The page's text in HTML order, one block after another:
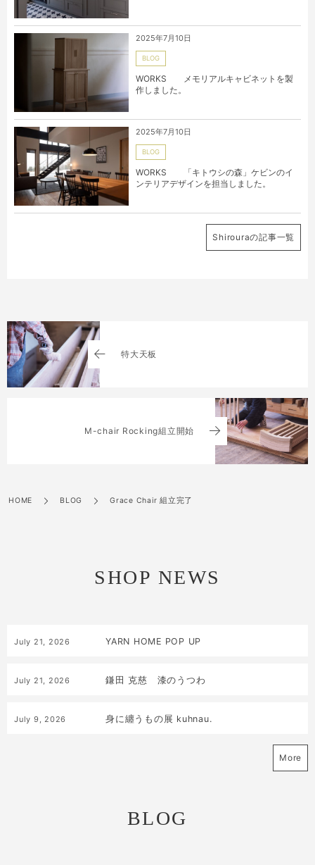
2025年7月10日
BLOG
WORKS メモリアルキャビネットを製
作しました。
2025年7月10日
BLOG
WORKS 「キトウシの森」ケビンのイ
ンテリアデザインを担当しました。
Shirouraの記事一覧
特大天板
M-chair Rocking組立開始
HOME BLOG Grace Chair 組立完了
SHOP NEWS
July 21, 2026 YARN HOME POP UP
July 21, 2026 鎌田 克慈 漆のうつわ
July 9 , 2026 身に纏うもの展 kuhnau.
More
BLOG